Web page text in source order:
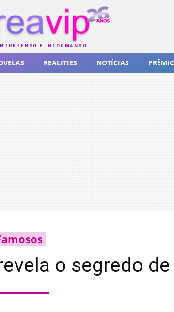
E INFORMANDO
REALITIES NOTÍCIAS
o segredo